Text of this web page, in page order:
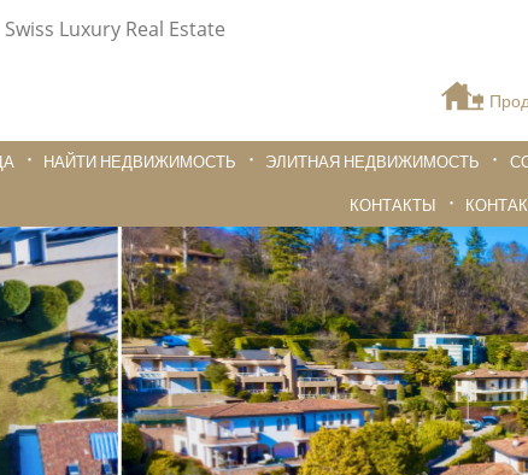
Swiss Luxury Real Estate
НАЙТИ НЕДВИЖИМОСТЬ ЭЛИТНАЯ НЕДВИЖИМОСТЬ
КОНТАКТЫ